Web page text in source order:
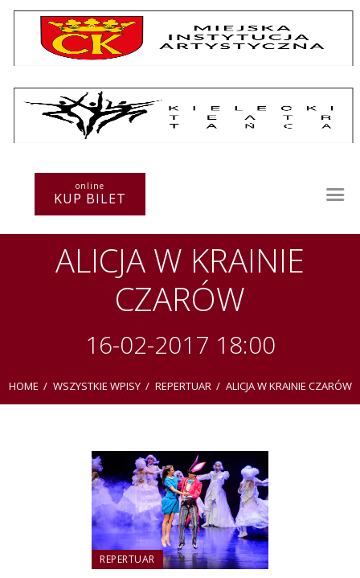
online
KUP BILET
ALICJA W KRAINIE
CZARÓW
16-02-2017 18:00
HOME WSZYSTKIE WPISY REPERTUAR ALICJA W KRAINIE CZARÓW
Repertuar
Teatr / Zespół
Przestrzenie Sztuki
Festiwal
Kurs instruktorski
Sprawozdania
REPERTUAR